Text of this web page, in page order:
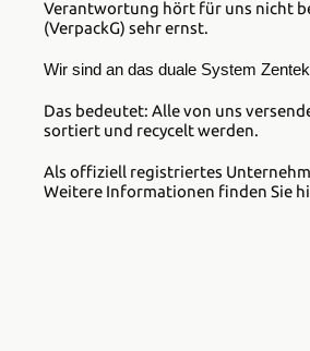
Verantwortung hört für uns nicht
(VerpackG) sehr ernst.
Wir sind an das duale System
Das bedeutet: Alle von uns
sortiert und recycelt werden.
Als offiziell registriertes
Weitere Informationen finden Sie